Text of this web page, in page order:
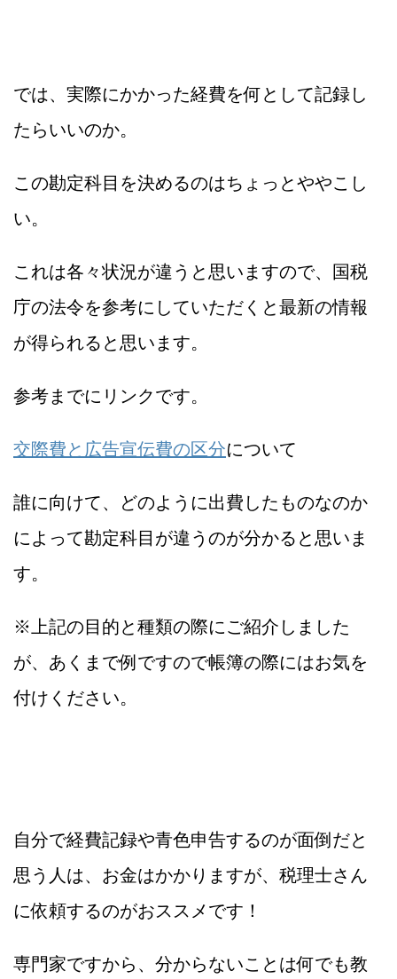
では、実際にかかった経費を何として記録し
たらいいのか。
この勘定科目を決めるのはちょっとややこし
い。
これは各々状況が違うと思いますので、国税
庁の法令を参考にしていただくと最新の情報
が得られると思います。
参考までにリンクです。
交際費と広告宣伝費の区分について
誰に向けて、どのように出費したものなのか
によって勘定科目が違うのが分かると思いま
す。
※上記の目的と種類の際にご紹介しました
が、あくまで例ですので帳簿の際にはお気を
付けください。
自分で経費記録や青色申告するのが面倒だと
思う人は、お金はかかりますが、税理士さん
に依頼するのがおススメです！
専門家ですから、分からないことは何でも教